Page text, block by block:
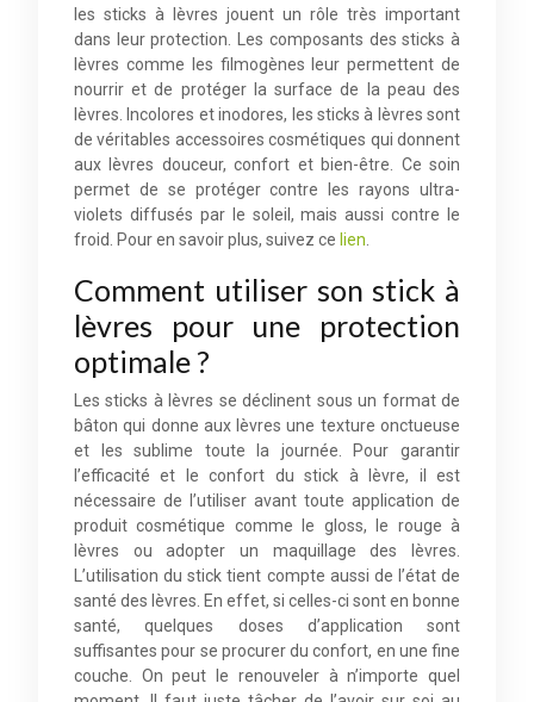
les sticks à lèvres jouent un rôle très important
dans leur protection. Les composants des sticks à
lèvres comme les filmogènes leur permettent de
nourrir et de protéger la surface de la peau des
lèvres. Incolores et inodores, les sticks à lèvres sont
de véritables accessoires cosmétiques qui donnent
aux lèvres douceur, confort et bien-être. Ce soin
permet de se protéger contre les rayons ultra-
violets diffusés par le soleil, mais aussi contre le
froid. Pour en savoir plus, suivez ce lien
Comment utiliser son stick à
lèvres pour une protection
optimale ?
Les sticks à lèvres se déclinent sous un format de
bâton qui donne aux lèvres une texture onctueuse
et les sublime toute la journée. Pour garantir
l’efficacité et le confort du stick à lèvre, il est
nécessaire de l’utiliser avant toute application de
produit cosmétique comme le gloss, le rouge à
lèvres ou adopter un maquillage des lèvres.
L’utilisation du stick tient compte aussi de l’état de
santé des lèvres. En effet, si celles-ci sont en bonne
santé, quelques doses d’application sont
suffisantes pour se procurer du confort, en une fine
couche. On peut le renouveler à n’importe quel